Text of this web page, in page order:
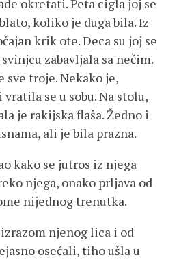
okretati. Peta cigla joj se
koliko je duga bila. Iz
krik ote. Deca su joj se
zabavljala sa nečim.
sve troje. Nekako je,
se u sobu. Na stolu,
je rakijska flaša. Žedno i
ali je bila prazna.
kako se jutros iz njega
njega, onako prljava od
nijednog trenutka.
njenog lica i od
osećali, tiho ušla u